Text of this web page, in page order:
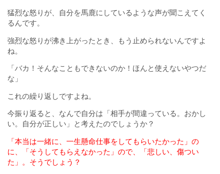
猛烈な怒りが、自分を馬鹿にしているような声が聞こえてく
るんです。
強烈な怒りが沸き上がったとき、もう止められないんですよ
ね。
「バカ！そんなこともできないのか！ほんと使えないやつだ
な」
これの繰り返しですよね。
今振り返ると、なんで自分は「相手が間違っている。おかし
い。自分が正しい」と考えたのでしょうか？
「本当は一緒に、一生懸命仕事をしてもらいたかった」の
に、「そうしてもらえなかった」ので、「悲しい、傷つい
た」。そうでしょう？